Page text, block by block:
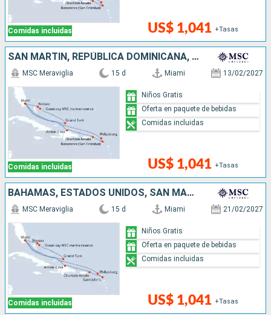
Comidas incluidas US$ 1,041 +Tasas
SAN MARTÍN, REPÚBLICA DOMINICANA, ESTADOS UNIDOS, BAHAMAS
Comidas incluidas
MSC Meraviglia 15 d Miami 13/02/2027
US$ 1,041 +Tasas
Niños Gratis
Oferta en paquete de bebidas
Comidas incluidas
BAHAMAS, ESTADOS UNIDOS, SAN MARTÍN, ANTIGUA Y BARBUDA, REPÚBLICA DOMINICANA
Comidas incluidas
MSC Meraviglia 15 d Miami 21/02/2027
US$ 1,041 +Tasas
Niños Gratis
Oferta en paquete de bebidas
Comidas incluidas